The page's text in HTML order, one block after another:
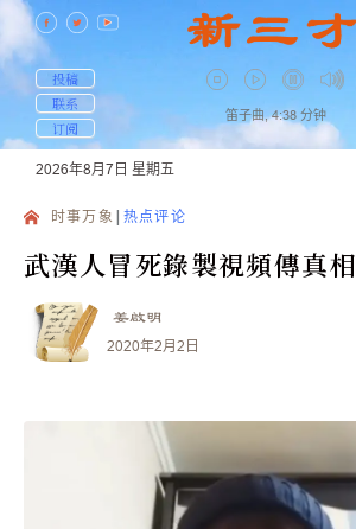
投稿
联系
订阅
笛子曲, 4:38 分钟
2026年8月7日 星期五
时事万象 热点评论
武漢人冒死錄製視頻傳真相
姜啟明
2020年2月2日